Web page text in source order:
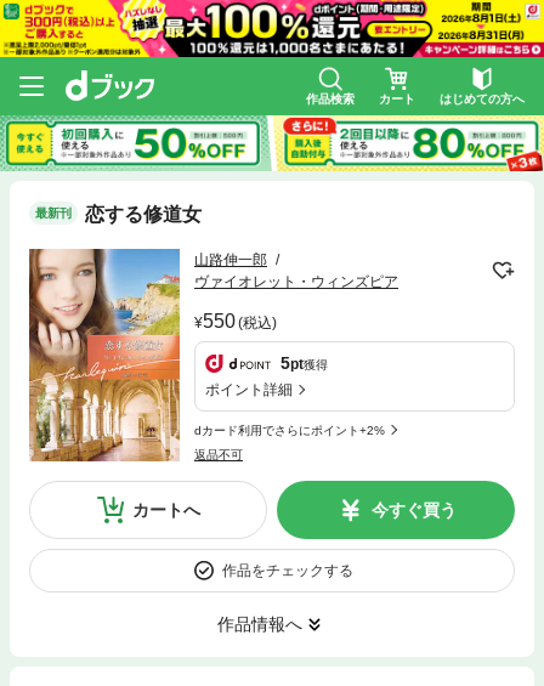
作品検索 カート はじめての方へ
最新刊 恋する修道女
山路伸一郎
ヴァイオレット・ウィンズピア
550(税込)
5pt獲得
ポイント詳細
dカード利用でさらにポイント+2%
返品不可
カートへ 今すぐ買う
作品をチェックする
作品情報へ